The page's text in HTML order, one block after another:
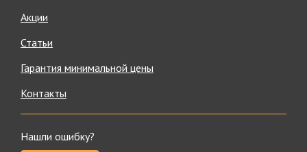
Акции
Статьи
Гарантия минимальной цены
Контакты
Нашли ошибку?